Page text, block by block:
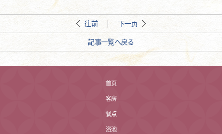
往前 下一页
記事一覧へ戻る
首页
客房
餐点
浴池